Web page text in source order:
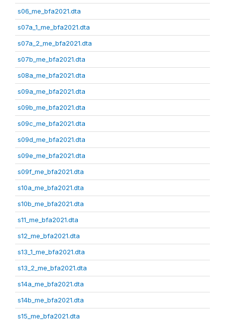
s06_me_bfa2021.dta
s07a_1_me_bfa2021.dta
s07a_2_me_bfa2021.dta
s07b_me_bfa2021.dta
s08a_me_bfa2021.dta
s09a_me_bfa2021.dta
s09b_me_bfa2021.dta
s09c_me_bfa2021.dta
s09d_me_bfa2021.dta
s09e_me_bfa2021.dta
s09f_me_bfa2021.dta
s10a_me_bfa2021.dta
s10b_me_bfa2021.dta
s11_me_bfa2021.dta
s12_me_bfa2021.dta
s13_1_me_bfa2021.dta
s13_2_me_bfa2021.dta
s14a_me_bfa2021.dta
s14b_me_bfa2021.dta
s15_me_bfa2021.dta